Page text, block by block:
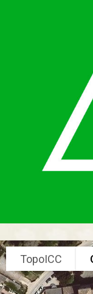
TopoICC